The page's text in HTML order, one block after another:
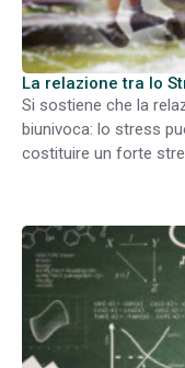
La relazione tra lo
Si sostiene che la
biunivoca: lo stress
costituire un forte